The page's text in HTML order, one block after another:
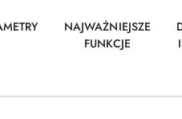
NAJWAŻNIEJSZE
FUNKCJE